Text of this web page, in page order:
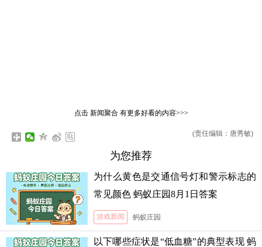
点击 新闻聚合有更多好看的内容>>>
(责任编辑：唐秀敏)
为您推荐
为什么黄色是交通信号灯和警示标志的
常见颜色 蚂蚁庄园8月1日答案
游戏新闻 蚂蚁庄园
以下哪些症状是“低血糖”的典型表现 蚂